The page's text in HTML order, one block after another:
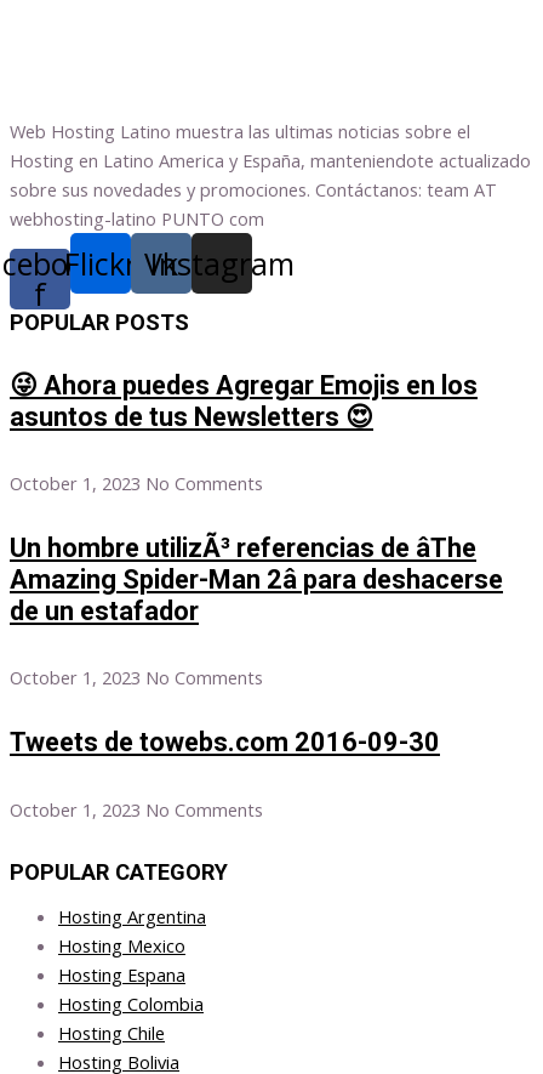
Web Hosting Latino muestra las ultimas noticias sobre el
Hosting en Latino America y España, manteniendote actualizado
sobre sus novedades y promociones. Contáctanos: team AT
webhosting-latino PUNTO com
f
Flickr Vk
Instagram
POPULAR POSTS
😜 Ahora puedes Agregar Emojis en los
asuntos de tus Newsletters 😍
October 1, 2023 No Comments
Un hombre utilizÃ³ referencias de âThe
Amazing Spider-Man 2â para deshacerse
de un estafador
October 1, 2023 No Comments
Tweets de towebs.com 2016-09-30
October 1, 2023 No Comments
POPULAR CATEGORY
Hosting Argentina
Hosting Mexico
Hosting Espana
Hosting Colombia
Hosting Chile
Hosting Bolivia